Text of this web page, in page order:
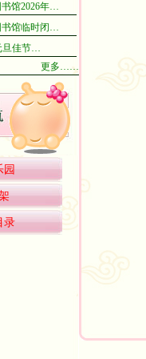
馆2026年…
书馆临时闭…
旦佳节…
更多……
园
录